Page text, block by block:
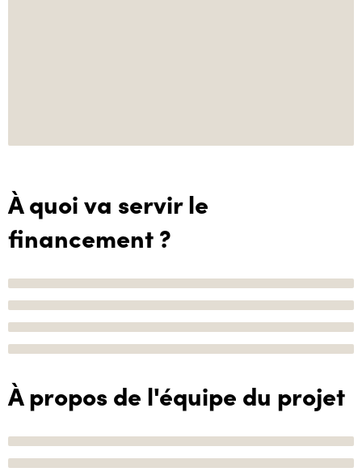
À quoi va servir le
financement ?
À propos de l'équipe du projet